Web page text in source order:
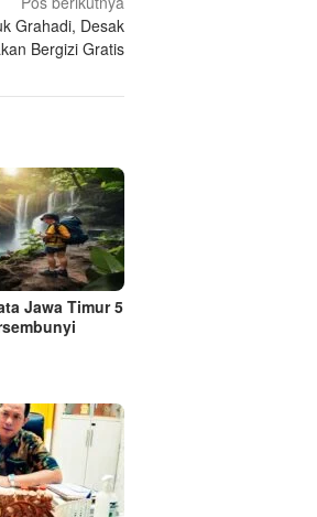
Grahadi, Desak
Bergizi Gratis
Jawa Timur 5